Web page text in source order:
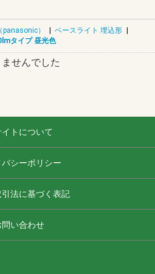
） | ベースライト 埋込形 |
タイプ 昼光色
せんでした
イトについて
バシーポリシー
法に基づく表記
問い合わせ